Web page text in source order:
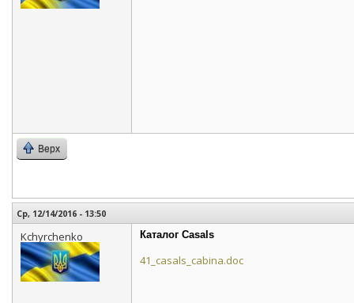
Верх
Ср, 12/14/2016 - 13:50
Kchyrchenko Каталог Casals
41_casals_cabina.doc